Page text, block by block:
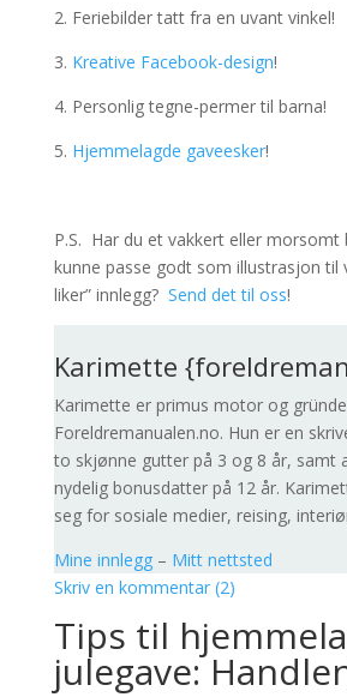
2. Feriebilder tatt fra en uvant vinkel!
3. Kreative Facebook-design!
4. Personlig tegne-permer til barna!
5. Hjemmelagde gaveesker!
P.S. Har du et vakkert eller
kunne passe godt som illustrasjon til
liker” innlegg? Send det til oss!
Karimette
Karimette er primus motor og
Foreldremanualen.no. Hun er en
to skjønne gutter på 3 og 8 år, samt
nydelig bonusdatter på 12 år.
seg for sosiale medier, reising,
Mine innlegg– Mitt nettsted
Skriv en kommentar (2)
Tips til
julegave: